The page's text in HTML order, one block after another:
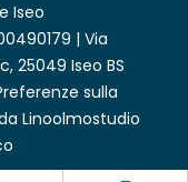
Iseo
| Via
25049 Iseo BS
sulla
Linoolmostudio